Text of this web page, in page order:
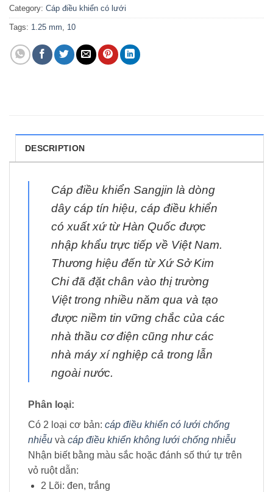
Category: Cáp điều khiển có lưới
Tags: 1.25 mm, 10
DESCRIPTION
Cáp điều khiển Sangjin là dòng
dây cáp tín hiệu, cáp điều khiển
có xuất xứ từ Hàn Quốc được
nhập khẩu trực tiếp về Việt Nam.
Thương hiệu đến từ Xứ Sở Kim
Chi đã đặt chân vào thị trường
Việt trong nhiều năm qua và tạo
được niềm tin vững chắc của các
nhà thầu cơ điện cũng như các
nhà máy xí nghiệp cả trong lẫn
ngoài nước.
Phân loại:
Có 2 loại cơ bản: cáp điều khiển có lưới chống
nhiễu và cáp điều khiển không lưới chống nhiễu
Nhận biết bằng màu sắc hoặc đánh số thứ tự trên
vỏ ruột dẫn:
2 Lõi: đen, trắng